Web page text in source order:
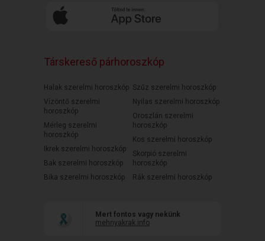
Társkereső párhoroszkóp
Halak szerelmi horoszkóp
Vízöntő szerelmi
horoszkóp
Mérleg szerelmi
horoszkóp
Ikrek szerelmi horoszkóp
Bak szerelmi horoszkóp
Bika szerelmi horoszkóp
Szűz szerelmi horoszkóp
Nyilas szerelmi horoszkóp
Oroszlán szerelmi
horoszkóp
Kos szerelmi horoszkóp
Skorpió szerelmi
horoszkóp
Rák szerelmi horoszkóp
Mert fontos vagy nekünk
mehnyakrak.info